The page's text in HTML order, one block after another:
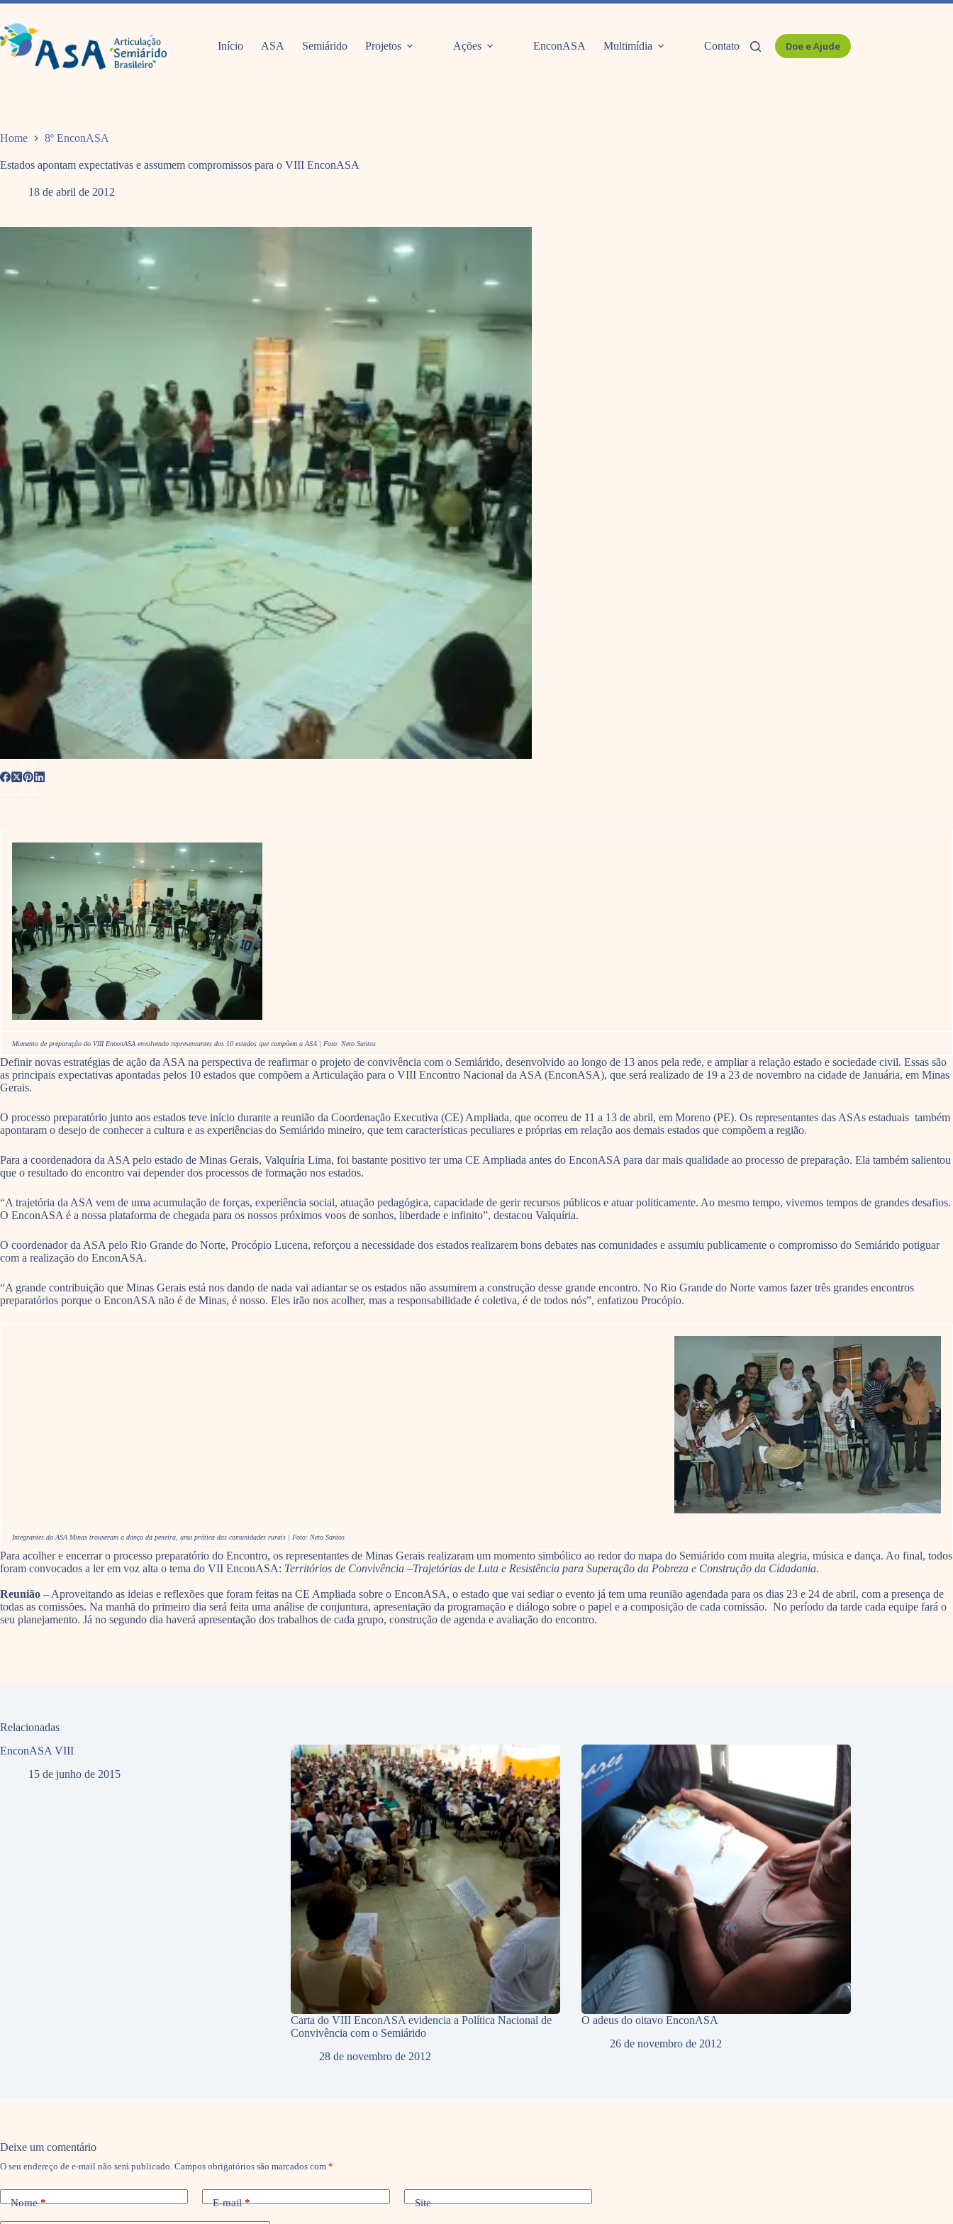
Pular
o
conteúdo
Início ASA Semiárido Projetos Ações EnconASA Multimídia Contato Doe e Ajude
Home 8º EnconASA
Estados apontam expectativas e assumem compromissos para o VIII EnconASA
18 de abril de 2012
Momento de preparação do VIII EnconASA envolvendo representantes dos 10 estados que compõem a ASA | Foto: Neto Santos
Definir novas estratégias de ação da ASA na perspectiva de reafirmar o projeto de convivência com o Semiárido, desenvolvido ao longo de 13 anos pela rede, e ampliar a relação estado e sociedade civil. Essas são
as principais expectativas apontadas pelos 10 estados que compõem a Articulação para o VIII Encontro Nacional da ASA (EnconASA), que será realizado de 19 a 23 de novembro na cidade de Januária, em Minas
Gerais.
O processo preparatório junto aos estados teve início durante a reunião da Coordenação Executiva (CE) Ampliada, que ocorreu de 11 a 13 de abril, em Moreno (PE). Os representantes das ASAs estaduais também
apontaram o desejo de conhecer a cultura e as experiências do Semiárido mineiro, que tem características peculiares e próprias em relação aos demais estados que compõem a região.
Para a coordenadora da ASA pelo estado de Minas Gerais, Valquíria Lima, foi bastante positivo ter uma CE Ampliada antes do EnconASA para dar mais qualidade ao processo de preparação. Ela também salientou
que o resultado do encontro vai depender dos processos de formação nos estados.
“A trajetória da ASA vem de uma acumulação de forças, experiência social, atuação pedagógica, capacidade de gerir recursos públicos e atuar politicamente. Ao mesmo tempo, vivemos tempos de grandes desafios.
O EnconASA é a nossa plataforma de chegada para os nossos próximos voos de sonhos, liberdade e infinito”, destacou Valquíria.
O coordenador da ASA pelo Rio Grande do Norte, Procópio Lucena, reforçou a necessidade dos estados realizarem bons debates nas comunidades e assumiu publicamente o compromisso do Semiárido potiguar
com a realização do EnconASA.
“A grande contribuição que Minas Gerais está nos dando de nada vai adiantar se os estados não assumirem a construção desse grande encontro. No Rio Grande do Norte vamos fazer três grandes encontros
preparatórios porque o EnconASA não é de Minas, é nosso. Eles irão nos acolher, mas a responsabilidade é coletiva, é de todos nós”, enfatizou Procópio.
Integrantes da ASA Minas trouxeram a dança da peneira, uma prática das comunidades rurais | Foto: Neto Santos
Para acolher e encerrar o processo preparatório do Encontro, os representantes de Minas Gerais realizaram um momento simbólico ao redor do mapa do Semiárido com muita alegria, música e dança. Ao final, todos
foram convocados a ler em voz alta o tema do VII EnconASA: Territórios de Convivência –Trajetórias de Luta e Resistência para Superação da Pobreza e Construção da Cidadania.
Reunião – Aproveitando as ideias e reflexões que foram feitas na CE Ampliada sobre o EnconASA, o estado que vai sediar o evento já tem uma reunião agendada para os dias 23 e 24 de abril, com a presença de
todas as comissões. Na manhã do primeiro dia será feita uma análise de conjuntura, apresentação da programação e diálogo sobre o papel e a composição de cada comissão. No período da tarde cada equipe fará o
seu planejamento. Já no segundo dia haverá apresentação dos trabalhos de cada grupo, construção de agenda e avaliação do encontro.
Relacionadas
EnconASA VIII
15 de junho de 2015
Carta do VIII EnconASA evidencia a Política Nacional de
Convivência com o Semiárido
28 de novembro de 2012
O adeus do oitavo EnconASA
26 de novembro de 2012
Deixe um comentário
O seu endereço de e-mail não será publicado. Campos obrigatórios são marcados com *
Nome* E-mail* Site